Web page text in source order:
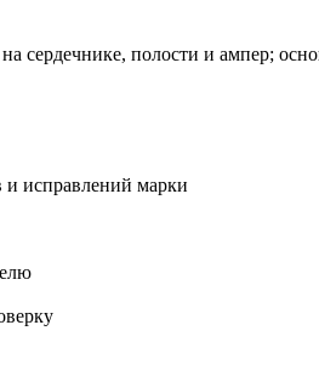
сердечнике, полости и ампер;
исправлений марки